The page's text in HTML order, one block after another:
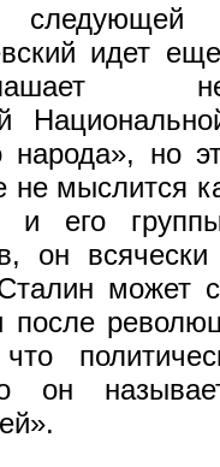
идет
народа», но
не мыслится
и его
он
может
после
он